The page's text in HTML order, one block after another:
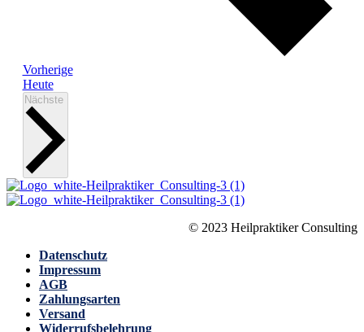
VorherigeVeranstaltungen
Heute
Nächste
© 2023 Heilpraktiker Consulting
Datenschutz
Impressum
AGB
Zahlungsarten
Versand
Widerrufsbelehrung